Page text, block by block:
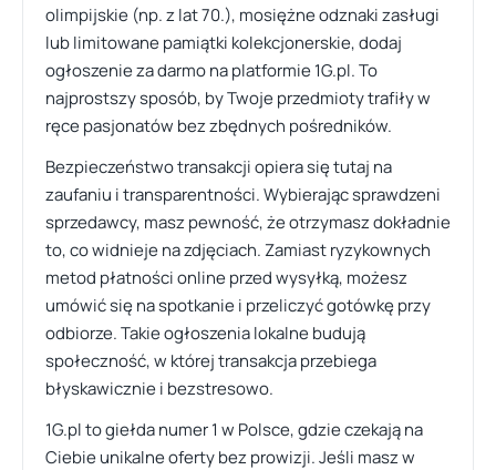
olimpijskie (np. z lat 70.), mosiężne odznaki zasługi
lub limitowane pamiątki kolekcjonerskie, dodaj
ogłoszenie za darmo na platformie 1G.pl. To
najprostszy sposób, by Twoje przedmioty trafiły w
ręce pasjonatów bez zbędnych pośredników.
Bezpieczeństwo transakcji opiera się tutaj na
zaufaniu i transparentności. Wybierając sprawdzeni
sprzedawcy, masz pewność, że otrzymasz dokładnie
to, co widnieje na zdjęciach. Zamiast ryzykownych
metod płatności online przed wysyłką, możesz
umówić się na spotkanie i przeliczyć gotówkę przy
odbiorze. Takie ogłoszenia lokalne budują
społeczność, w której transakcja przebiega
błyskawicznie i bezstresowo.
1G.pl to giełda numer 1 w Polsce, gdzie czekają na
Ciebie unikalne oferty bez prowizji. Jeśli masz w